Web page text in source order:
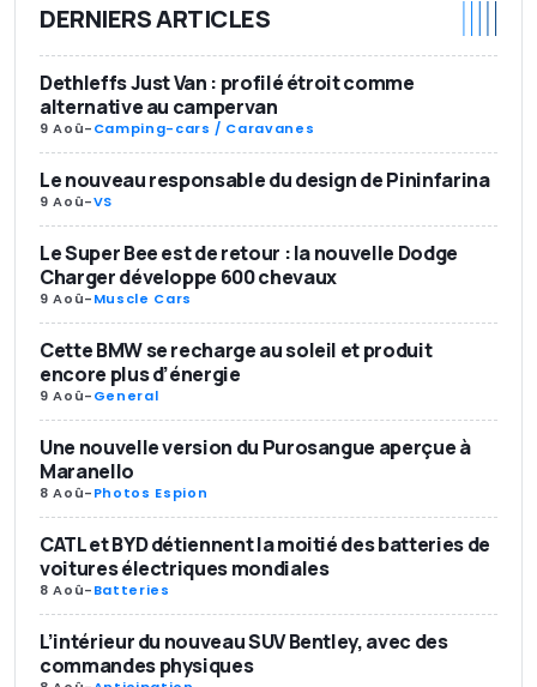
DERNIERS ARTICLES
Dethleffs Just Van : profilé étroit comme
alternative au campervan
9 Aoû-Camping-cars / Caravanes
Le nouveau responsable du design de Pininfarina
9 Aoû-VS
Le Super Bee est de retour : la nouvelle Dodge
Charger développe 600 chevaux
9 Aoû-Muscle Cars
Cette BMW se recharge au soleil et produit
encore plus d’énergie
9 Aoû-General
Une nouvelle version du Purosangue aperçue à
Maranello
8 Aoû-Photos Espion
CATL et BYD détiennent la moitié des batteries de
voitures électriques mondiales
8 Aoû-Batteries
L’intérieur du nouveau SUV Bentley, avec des
commandes physiques